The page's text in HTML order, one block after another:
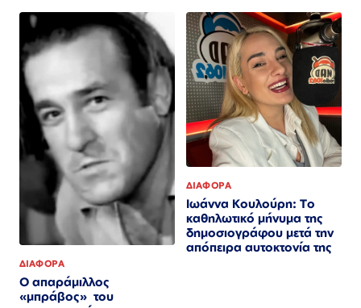
ΔΙΑΦΟΡΑ
Ο απαράμιλλος
«μπράβος» του
ΔΙΑΦΟΡΑ
Ιωάννα Κουλούρη: Το
καθηλωτικό μήνυμα της
δημοσιογράφου μετά την
απόπειρα αυτοκτονία της